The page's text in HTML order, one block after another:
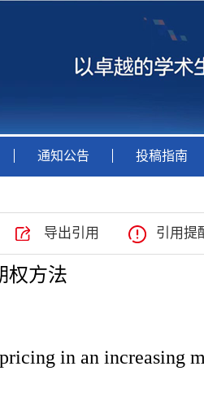
通知公告 投稿指南
导出引用 引用提
权方法
in an increasing